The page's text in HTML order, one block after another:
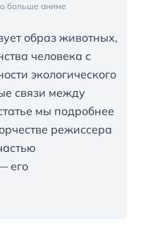
больше аниме
образ животных,
человека с
экологического
связи между
мы подробнее
режиссера
его